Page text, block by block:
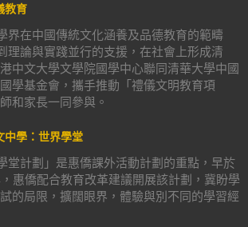
教育
界在中國傳統文化涵養及品德教育的範疇
理論與實踐並行的支援，在社會上形成清
中文大學文學院國學中心聯同清華大學中國
學基金會，攜手推動「禮儀文明教育項
和家長一同參與。
中學：世界學堂
堂計劃」是惠僑課外活動計劃的重點，早於
惠僑配合教育改革建議開展該計劃，冀盼學
的局限，擴闊眼界，體驗與別不同的學習經